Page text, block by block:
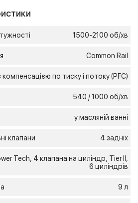
1500-2100 об/хв
Common Rail
компенсацією по тиску і потоку (PFC)
540 / 1000 об/хв
у масляній ванні
клапани 4 задніх
Tech, 4 клапана на циліндр, Tier II,
6 циліндрів
9 л